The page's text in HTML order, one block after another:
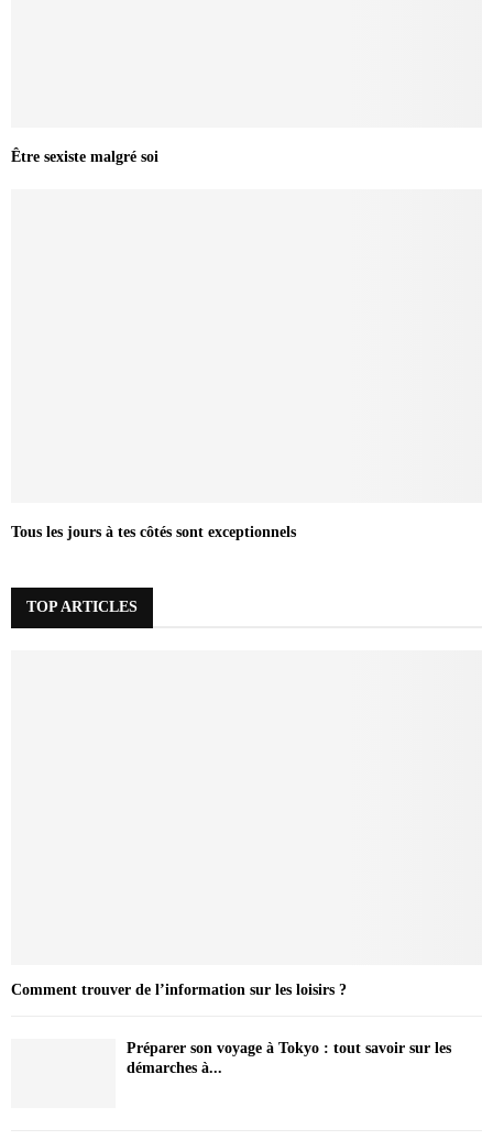
Être sexiste malgré soi
Tous les jours à tes côtés sont exceptionnels
TOP ARTICLES
Comment trouver de l’information sur les loisirs ?
Préparer son voyage à Tokyo : tout savoir sur les
démarches à...